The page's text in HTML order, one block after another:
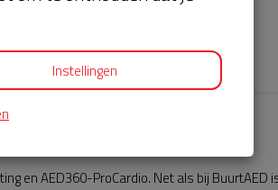
en AED360-ProCardio. Net als bij BuurtAED
Instellingen